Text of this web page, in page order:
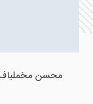
قندهار
رایگان
مرضیه مشکینی